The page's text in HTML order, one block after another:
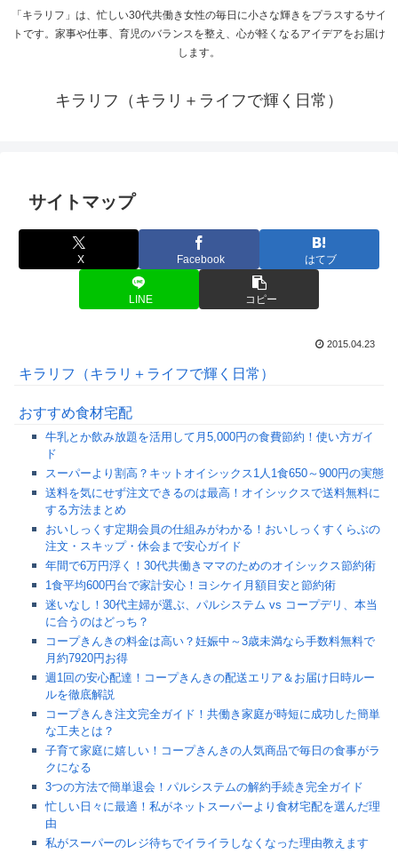
「キラリフ」は、忙しい30代共働き女性の毎日に小さな輝きをプラスするサイ
トです。家事や仕事、育児のバランスを整え、心が軽くなるアイデアをお届け
します。
キラリフ（キラリ＋ライフで輝く日常）
サイトマップ
X Facebook はてブ
LINE コピー
2015.04.23
キラリフ（キラリ＋ライフで輝く日常）
おすすめ食材宅配
牛乳とか飲み放題を活用して月5,000円の食費節約！使い方ガイ
ド
スーパーより割高？キットオイシックス1人1食650～900円の実態
送料を気にせず注文できるのは最高！オイシックスで送料無料に
する方法まとめ
おいしっくす定期会員の仕組みがわかる！おいしっくすくらぶの
注文・スキップ・休会まで安心ガイド
年間で6万円浮く！30代共働きママのためのオイシックス節約術
1食平均600円台で家計安心！ヨシケイ月額目安と節約術
迷いなし！30代主婦が選ぶ、パルシステム vs コープデリ、本当
に合うのはどっち？
コープきんきの料金は高い？妊娠中～3歳未満なら手数料無料で
月約7920円お得
週1回の安心配達！コープきんきの配送エリア＆お届け日時ルー
ルを徹底解説
コープきんき注文完全ガイド！共働き家庭が時短に成功した簡単
な工夫とは？
子育て家庭に嬉しい！コープきんきの人気商品で毎日の食事がラ
クになる
3つの方法で簡単退会！パルシステムの解約手続き完全ガイド
忙しい日々に最適！私がネットスーパーより食材宅配を選んだ理
由
私がスーパーのレジ待ちでイライラしなくなった理由教えます